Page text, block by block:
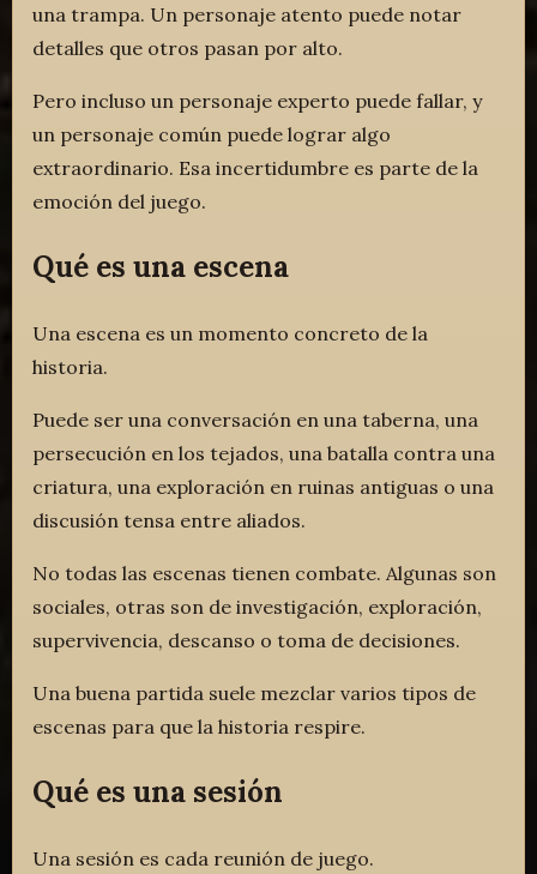
una trampa. Un personaje atento puede notar
detalles que otros pasan por alto.
Pero incluso un personaje experto puede fallar, y
un personaje común puede lograr algo
extraordinario. Esa incertidumbre es parte de la
emoción del juego.
Qué es una escena
Una escena es un momento concreto de la
historia.
Puede ser una conversación en una taberna, una
persecución en los tejados, una batalla contra una
criatura, una exploración en ruinas antiguas o una
discusión tensa entre aliados.
No todas las escenas tienen combate. Algunas son
sociales, otras son de investigación, exploración,
supervivencia, descanso o toma de decisiones.
Una buena partida suele mezclar varios tipos de
escenas para que la historia respire.
Qué es una sesión
Una sesión es cada reunión de juego.